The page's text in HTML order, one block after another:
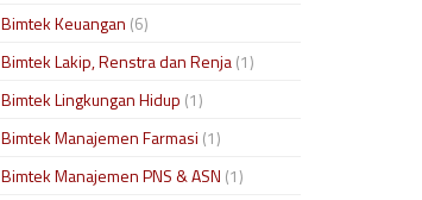
Bimtek Keuangan (6)
Bimtek Lakip, Renstra dan Renja(1)
Bimtek Lingkungan Hidup (1)
Bimtek Manajemen Farmasi (1)
Bimtek Manajemen PNS & ASN (1)